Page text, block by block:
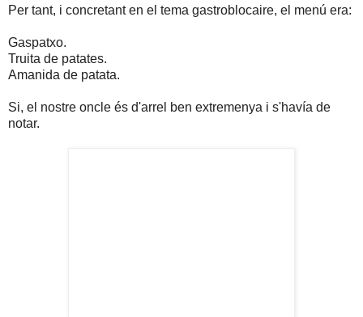
Per tant, i concretant en el tema gastroblocaire, el menú era:
Gaspatxo.
Truita de patates.
Amanida de patata.
Si, el nostre oncle és d'arrel ben extremenya i s'havía de
notar.